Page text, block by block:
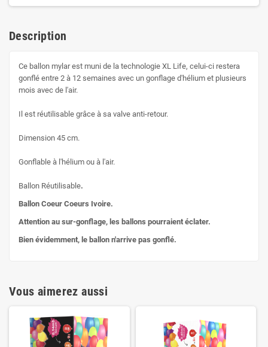
Description
Ce ballon mylar est muni de la technologie XL Life, celui-ci restera
gonflé entre 2 à 12 semaines avec un gonflage d'hélium et plusieurs
mois avec de l'air.
Il est réutilisable grâce à sa valve anti-retour.
Dimension 45 cm.
Gonflable à l'hélium ou à l'air.
Ballon Réutilisable.
Ballon Coeur Coeurs Ivoire.
Attention au sur-gonflage, les ballons pourraient éclater.
Bien évidemment, le ballon n'arrive pas gonflé.
Vous aimerez aussi